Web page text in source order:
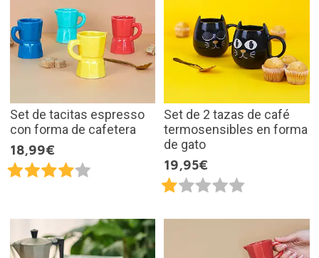
Set de tacitas espresso
con forma de cafetera
18,99€
Set de 2 tazas de café
termosensibles en forma
de gato
19,95€